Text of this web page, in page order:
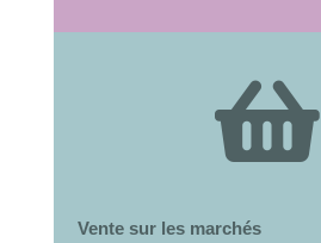

Vente sur les marchés